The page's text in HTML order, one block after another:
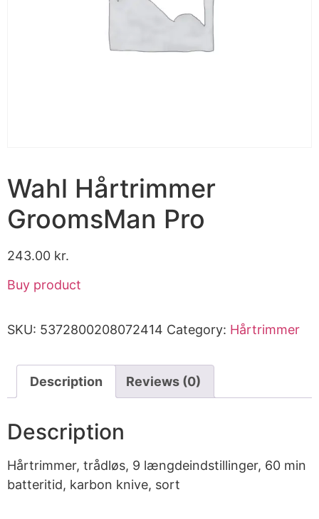
Wahl Hårtrimmer
GroomsMan Pro
243.00 kr.
Buy product
SKU: 5372800208072414 Category: Hårtrimmer
Description Reviews (0)
Description
Hårtrimmer, trådløs, 9 længdeindstillinger, 60 min
batteritid, karbon knive, sort